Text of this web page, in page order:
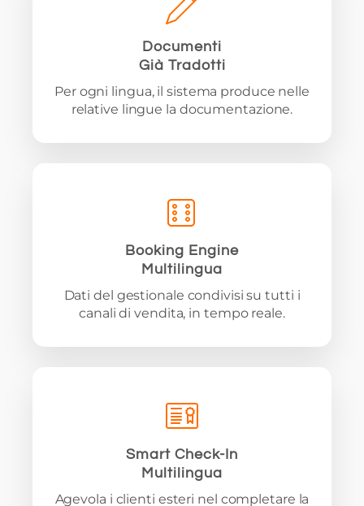
Documenti
Già Tradotti
Per ogni lingua, il sistema produce nelle
relative lingue la documentazione.
Booking Engine
Multilingua
Dati del gestionale condivisi su tutti i
canali di vendita, in tempo reale.
Smart Check-In
Multilingua
Agevola i clienti esteri nel completare la